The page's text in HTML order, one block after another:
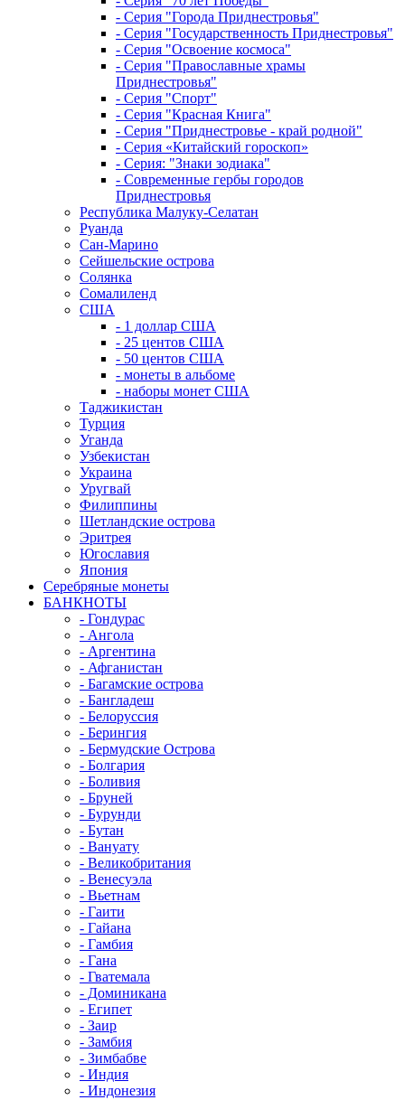
- Серия "Города Приднестровья"
- Серия "Государственность Приднестровья"
- Серия "Освоение космоса"
- Серия "Православные храмы
Приднестровья"
- Серия "Спорт"
- Серия "Красная Книга"
- Серия "Приднестровье - край родной"
- Серия «Китайский гороскоп»
- Серия: "Знаки зодиака"
- Современные гербы городов
Приднестровья
Республика Малуку-Селатан
Руанда
Сан-Марино
Сейшельские острова
Солянка
Сомалиленд
США
- 1 доллар США
- 25 центов США
- 50 центов США
- монеты в альбоме
- наборы монет США
Таджикистан
Турция
Уганда
Узбекистан
Украина
Уругвай
Филиппины
Шетландские острова
Эритрея
Югославия
Япония
Серебряные монеты
БАНКНОТЫ
- Гондурас
- Ангола
- Аргентина
- Афганистан
- Багамские острова
- Бангладеш
- Белоруссия
- Берингия
- Бермудские Острова
- Болгария
- Боливия
- Бруней
- Бурунди
- Бутан
- Вануату
- Великобритания
- Венесуэла
- Вьетнам
- Гаити
- Гайана
- Гамбия
- Гана
- Гватемала
- Доминикана
- Египет
- Заир
- Замбия
- Зимбабве
- Индия
- Индонезия